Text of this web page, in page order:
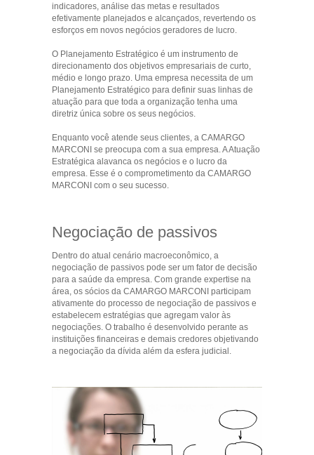
indicadores, análise das metas e resultados
efetivamente planejados e alcançados, revertendo os
esforços em novos negócios geradores de lucro.
O Planejamento Estratégico é um instrumento de
direcionamento dos objetivos empresariais de curto,
médio e longo prazo. Uma empresa necessita de um
Planejamento Estratégico para definir suas linhas de
atuação para que toda a organização tenha uma
diretriz única sobre os seus negócios.
Enquanto você atende seus clientes, a CAMARGO
MARCONI se preocupa com a sua empresa. A Atuação
Estratégica alavanca os negócios e o lucro da
empresa. Esse é o comprometimento da CAMARGO
MARCONI com o seu sucesso.
Negociação de passivos
Dentro do atual cenário macroeconômico, a
negociação de passivos pode ser um fator de decisão
para a saúde da empresa. Com grande expertise na
área, os sócios da CAMARGO MARCONI participam
ativamente do processo de negociação de passivos e
estabelecem estratégias que agregam valor às
negociações. O trabalho é desenvolvido perante as
instituições financeiras e demais credores objetivando
a negociação da dívida além da esfera judicial.